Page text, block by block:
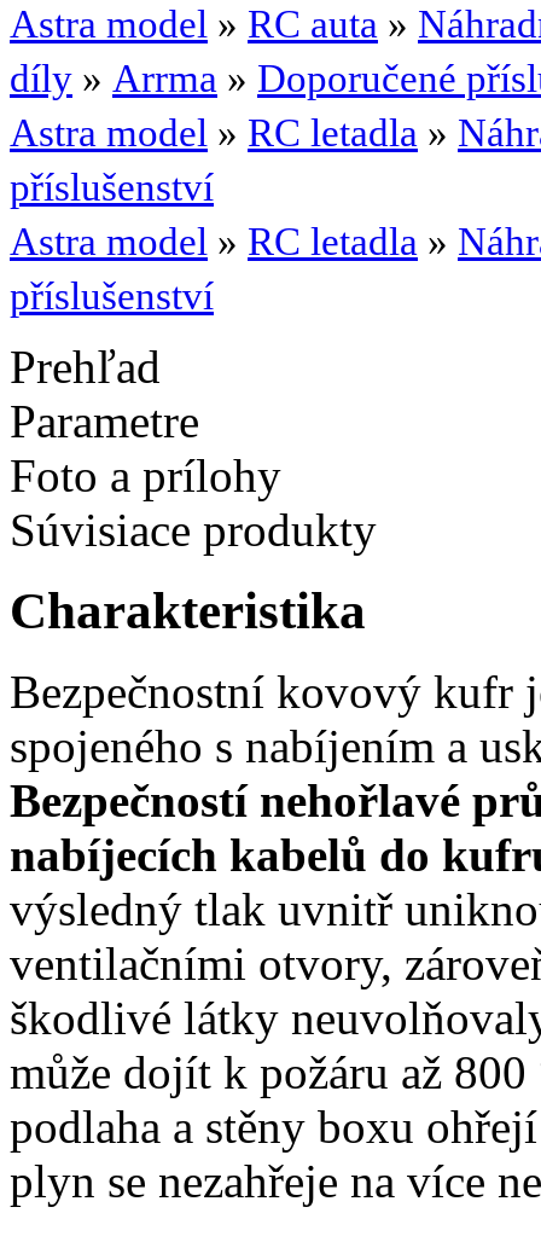
Astra model » RC auta »
díly » Arrma » Doporučené
Astra model » RC letadla »
příslušenství
Astra model » RC letadla »
příslušenství
Prehľad
Parametre
Foto a prílohy
Súvisiace produkty
Charakteristika
Bezpečnostní kovový kufr
spojeného s nabíjením a
Bezpečností nehořlavé
nabíjecích kabelů do
výsledný tlak uvnitř
ventilačními otvory,
škodlivé látky
může dojít k požáru až
podlaha a stěny boxu
plyn se nezahřeje na více